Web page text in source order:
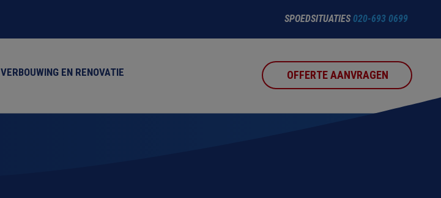
SPOEDSITUATIES 020-693 0699
VERBOUWING EN RENOVATIE OFFERTE AANVRAGEN